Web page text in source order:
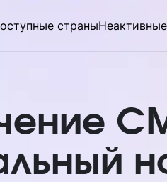
страны